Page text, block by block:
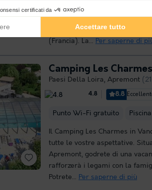
Aizenay, godrete di una
Vandea. Il campeggio si trova
privilegiata nella regione del
(Francia). La... Per saperne di
Camping Les Charmes
Paesi Della Loira, Apremont
4.8 8.8
Punto Wi-Fi gratuito
Il Camping Les Charmes in
tutte le vostre aspettative.
Apremont, godrete di una
rafforzerà i legami con la
Potrete... Per saperne di più